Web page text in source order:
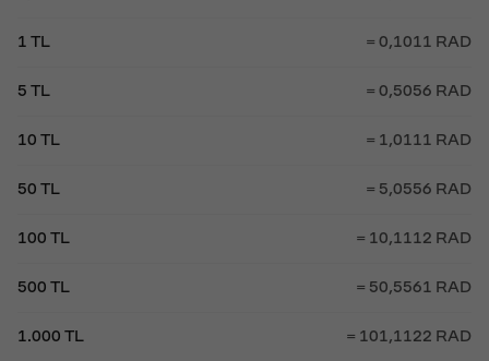
1 TL = 0,1011 RAD
5 TL = 0,5056 RAD
10 TL = 1,0111 RAD
50 TL = 5,0556 RAD
100 TL = 10,1112 RAD
500 TL = 50,5561 RAD
1.000 TL = 101,1122 RAD